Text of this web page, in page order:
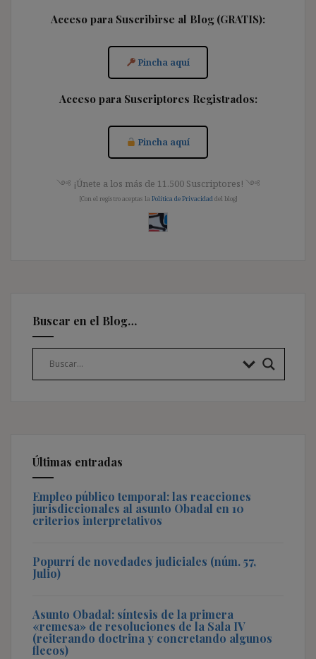
Acceso para Suscribirse al Blog (GRATIS):
Pincha aquí
Acceso para Suscriptores Registrados:
Pincha aquí
༺ ¡Únete a los más de 11.500 Suscriptores! ༺
[Con el registro aceptas la Política de Privacidad del blog]
Buscar en el Blog…
Últimas entradas
Empleo público temporal: las reacciones
jurisdiccionales al asunto Obadal en 10
criterios interpretativos
Popurrí de novedades judiciales (núm. 57,
Julio)
Asunto Obadal: síntesis de la primera
«remesa» de resoluciones de la Sala IV
(reiterando doctrina y concretando algunos
flecos)